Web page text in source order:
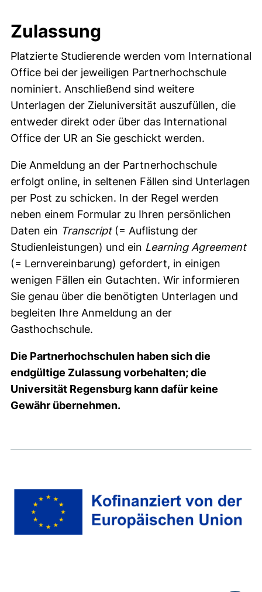
Zulassung
Platzierte Studierende werden vom International
Office bei der jeweiligen Partnerhochschule
nominiert. Anschließend sind weitere
Unterlagen der Zieluniversität auszufüllen, die
entweder direkt oder über das International
Office der UR an Sie geschickt werden.
Die Anmeldung an der Partnerhochschule
erfolgt online, in seltenen Fällen sind Unterlagen
per Post zu schicken. In der Regel werden
neben einem Formular zu Ihren persönlichen
Daten ein Transcript(= Auflistung der
Studienleistungen) und ein Learning Agreement
(= Lernvereinbarung) gefordert, in einigen
wenigen Fällen ein Gutachten. Wir informieren
Sie genau über die benötigten Unterlagen und
begleiten Ihre Anmeldung an der
Gasthochschule.
Die Partnerhochschulen haben sich die
endgültige Zulassung vorbehalten; die
Universität Regensburg kann dafür keine
Gewähr übernehmen.